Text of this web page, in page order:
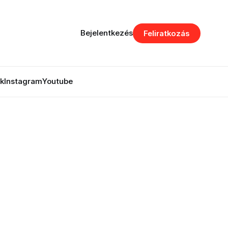
InstagramYoutube
Bejelentkezés Feliratkozás